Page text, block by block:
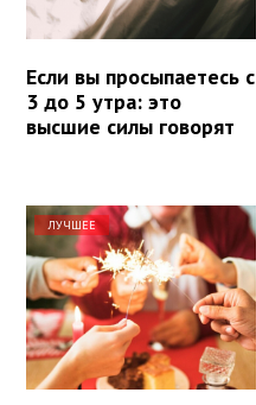
Если вы просыпаетесь с
3 до 5 утра: это
высшие силы говорят
ЛУЧШЕЕ